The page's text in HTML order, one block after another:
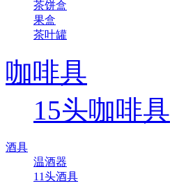
茶饼盒
果盒
茶叶罐
咖啡具
15头咖啡具
酒具
温酒器
11头酒具